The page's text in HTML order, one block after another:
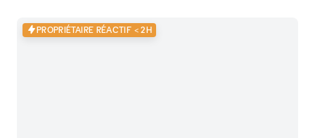
PROPRIÉTAIRE RÉACTIF < 2H